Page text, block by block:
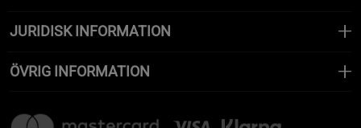
JURIDISK INFORMATION
ÖVRIG INFORMATION